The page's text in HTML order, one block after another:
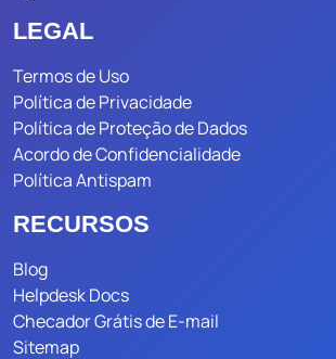
LEGAL
Termos de Uso
Política de Privacidade
Política de Proteção de Dados
Acordo de Confidencialidade
Política Antispam
RECURSOS
Blog
Helpdesk Docs
Checador Grátis de E-mail
Sitemap